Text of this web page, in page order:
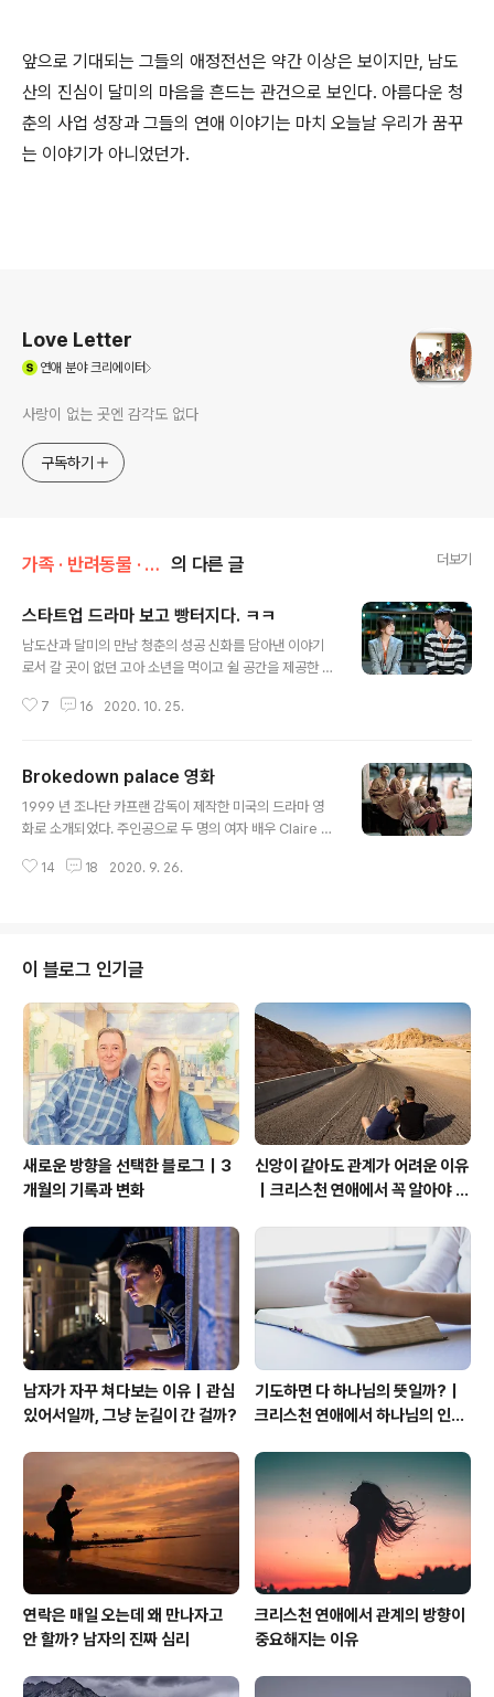
앞으로 기대되는 그들의 애정전선은 약간 이상은 보이지만, 남도
산의 진심이 달미의 마음을 흔드는 관건으로 보인다. 아름다운 청
춘의 사업 성장과 그들의 연애 이야기는 마치 오늘날 우리가 꿈꾸
는 이야기가 아니었던가.
Love Letter
연애 분야 크리에이터
사랑이 없는 곳엔 감각도 없다
구독하기
가족 · 반려동물 · 취향/취미 & 관심사 의 다른 글 더보기
스타트업 드라마 보고 빵터지다. ㅋㅋ
남도산과 달미의 만남 청춘의 성공 신화를 담아낸 이야기
로서 갈 곳이 없던 고아 소년을 먹이고 쉴 공간을 제공한 할
든 청소년기를 보내는 모습이 안타까워 몰래 우정의 편지
달미는 몰래 짝사랑을 한 펜팔 친구와 현실적 만남을 하지
만 이름만 도용했을 뿐 실제 편지를 쓴 인물은 한지평이었
다. 이런 사실을 모르고 만남을 갖게 된 달미었다. 파티장에
원을 들어준 도산은 실제로 잘 나가는 사장도 아니고 꿈을
7 16 2020. 10. 25.
Brokedown palace 영화
1999 년 조나단 카프랜 감독이 제작한 미국의 드라마 영
화로 소개되었다. 주인공으로 두 명의 여자 배우 Claire D
일어난 사건을 바탕으로 제작되었다. 당시 쇼킹한 내용으
을 떠난다. 엘리스와 달린은 어릴 때부터 절친으로 지내온
사이다. 태국의 여행은 그런대로 재미있게 보내고 있었다.
어느 날 호텔에서 한 남자를 만나기 전까지는 말이다. 그 남
자는 마약을 다른 나라로 운반하는 사람이었고 여자의 마
음을 이용한다. 결국 그들은 그 남자의 속임수에 넘어갔다.
공항에서 마약 단속..
14 18 2020. 9. 26.
이 블로그 인기글
새로운 방향을 선택한 블로그｜3
개월의 기록과 변화
신앙이 같아도 관계가 어려운 이유
｜크리스천 연애에서 꼭 알아야 할
남자가 자꾸 쳐다보는 이유｜관심
있어서일까, 그냥 눈길이 간 걸까?
기도하면 다 하나님의 뜻일까?｜
크리스천 연애에서 하나님의 인도
연락은 매일 오는데 왜 만나자고
안 할까? 남자의 진짜 심리
크리스천 연애에서 관계의 방향이
중요해지는 이유